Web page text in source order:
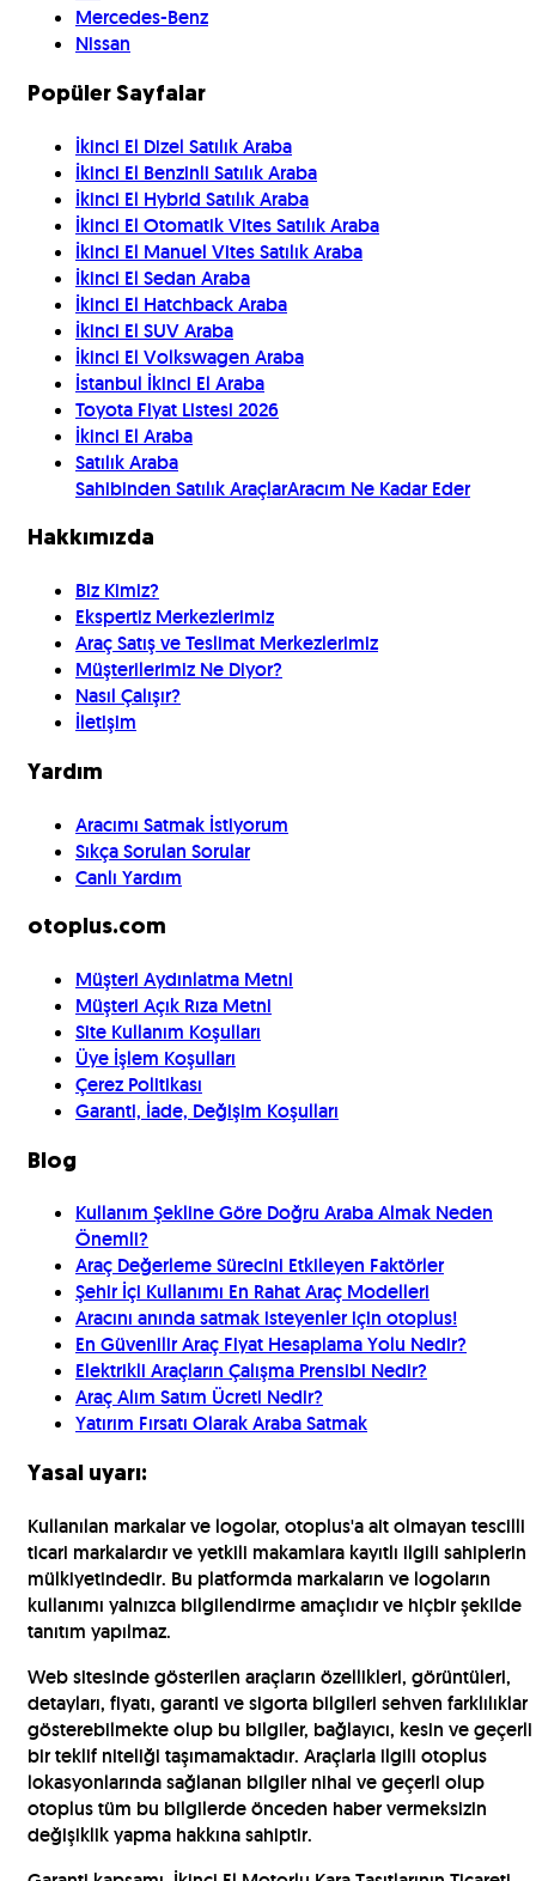
Mercedes-Benz
Nissan
Popüler Sayfalar
İkinci El Dizel Satılık Araba
İkinci El Benzinli Satılık Araba
İkinci El Hybrid Satılık Araba
İkinci El Otomatik Vites Satılık Araba
İkinci El Manuel Vites Satılık Araba
İkinci El Sedan Araba
İkinci El Hatchback Araba
İkinci El SUV Araba
İkinci El Volkswagen Araba
İstanbul İkinci El Araba
Toyota Fiyat Listesi 2026
İkinci El Araba
Satılık Araba
Sahibinden Satılık AraçlarAracım Ne Kadar Eder
Hakkımızda
Biz Kimiz?
Ekspertiz Merkezlerimiz
Araç Satış ve Teslimat Merkezlerimiz
Müşterilerimiz Ne Diyor?
Nasıl Çalışır?
İletişim
Yardım
Aracımı Satmak İstiyorum
Sıkça Sorulan Sorular
Canlı Yardım
otoplus.com
Müşteri Aydınlatma Metni
Müşteri Açık Rıza Metni
Site Kullanım Koşulları
Üye İşlem Koşulları
Çerez Politikası
Garanti, İade, Değişim Koşulları
Blog
Kullanım Şekline Göre Doğru Araba Almak Neden
Önemli?
Araç Değerleme Sürecini Etkileyen Faktörler
Şehir İçi Kullanımı En Rahat Araç Modelleri
Aracını anında satmak isteyenler için otoplus!
En Güvenilir Araç Fiyat Hesaplama Yolu Nedir?
Elektrikli Araçların Çalışma Prensibi Nedir?
Araç Alım Satım Ücreti Nedir?
Yatırım Fırsatı Olarak Araba Satmak
Yasal uyarı:
Kullanılan markalar ve logolar, otoplus'a ait olmayan tescilli
ticari markalardır ve yetkili makamlara kayıtlı ilgili sahiplerin
mülkiyetindedir. Bu platformda markaların ve logoların
kullanımı yalnızca bilgilendirme amaçlıdır ve hiçbir şekilde
tanıtım yapılmaz.
Web sitesinde gösterilen araçların özellikleri, görüntüleri,
detayları, fiyatı, garanti ve sigorta bilgileri sehven farklılıklar
gösterebilmekte olup bu bilgiler, bağlayıcı, kesin ve geçerli
bir teklif niteliği taşımamaktadır. Araçlarla ilgili otoplus
lokasyonlarında sağlanan bilgiler nihai ve geçerli olup
otoplus tüm bu bilgilerde önceden haber vermeksizin
değişiklik yapma hakkına sahiptir.